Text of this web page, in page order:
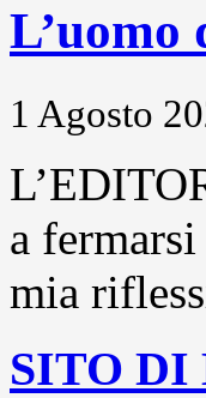
L’uomo
1 Agosto
a
mia
SITO DI